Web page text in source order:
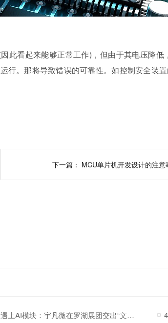
此看起来能够正常工作)，但由于其电压降低
行。那将导致错误的可靠性。如控制安全装
下一篇： MCU单片机开发设计的注意
当文博会遇上AI模块：宇凡微在罗湖展团交出“文化+科技”新答卷